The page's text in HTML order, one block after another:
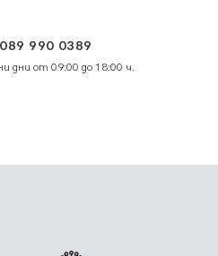
089 990 0389
дни от 09:00 до 18:00 ч.